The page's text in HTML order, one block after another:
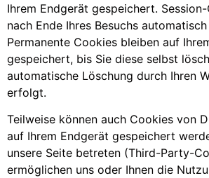
Ihrem Endgerät gespeichert.
nach Ende Ihres Besuchs
Permanente Cookies bleiben auf
gespeichert, bis Sie diese selbst
automatische Löschung durch Ihren
erfolgt.
Teilweise können auch Cookies von
auf Ihrem Endgerät gespeichert
unsere Seite betreten (Third-Party-
ermöglichen uns oder Ihnen die